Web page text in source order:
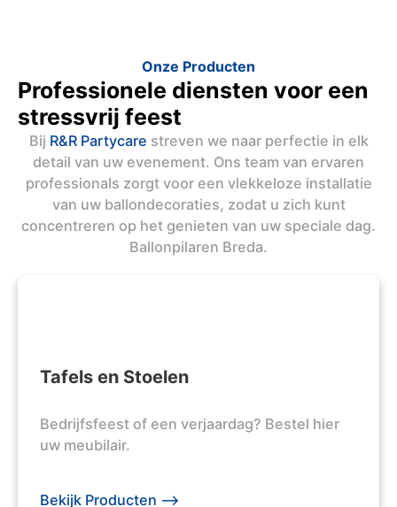
Onze Producten
Professionele diensten voor een
stressvrij feest
Bij R&R Partycare streven we naar perfectie in elk
detail van uw evenement. Ons team van ervaren
professionals zorgt voor een vlekkeloze installatie
van uw ballondecoraties, zodat u zich kunt
concentreren op het genieten van uw speciale dag.
Ballonpilaren Breda.
Tafels en Stoelen
Bedrijfsfeest of een verjaardag? Bestel hier
uw meubilair.
Bekijk Producten -->